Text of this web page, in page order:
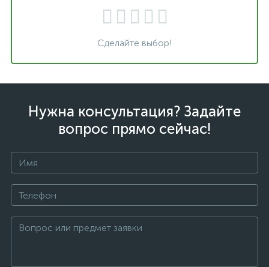
Сделайте выбор!
Нужна консультация? Задайте
вопрос прямо сейчас!